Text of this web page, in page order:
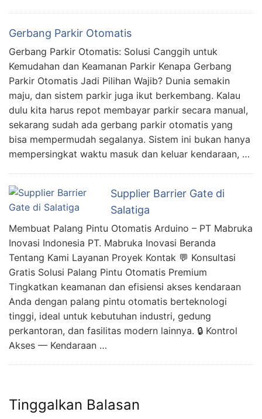
Gerbang Parkir Otomatis
Gerbang Parkir Otomatis: Solusi Canggih untuk
Kemudahan dan Keamanan Parkir Kenapa Gerbang
Parkir Otomatis Jadi Pilihan Wajib? Dunia semakin
maju, dan sistem parkir juga ikut berkembang. Kalau
dulu kita harus repot membayar parkir secara manual,
sekarang sudah ada gerbang parkir otomatis yang
bisa mempermudah segalanya. Sistem ini bukan hanya
mempersingkat waktu masuk dan keluar kendaraan, …
Supplier Barrier Gate di
Salatiga
Membuat Palang Pintu Otomatis Arduino – PT Mabruka
Inovasi Indonesia PT. Mabruka Inovasi Beranda
Tentang Kami Layanan Proyek Kontak 💬 Konsultasi
Gratis Solusi Palang Pintu Otomatis Premium
Tingkatkan keamanan dan efisiensi akses kendaraan
Anda dengan palang pintu otomatis berteknologi
tinggi, ideal untuk kebutuhan industri, gedung
perkantoran, dan fasilitas modern lainnya. 🔒 Kontrol
Akses — Kendaraan …
Tinggalkan Balasan